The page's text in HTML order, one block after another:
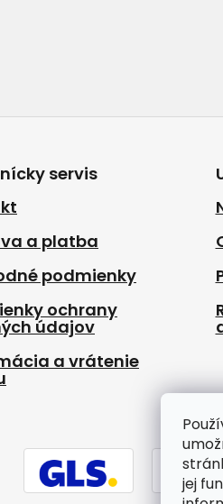
jej
servis
a platba
podmienky
ochrany
údajov
a vrátenie